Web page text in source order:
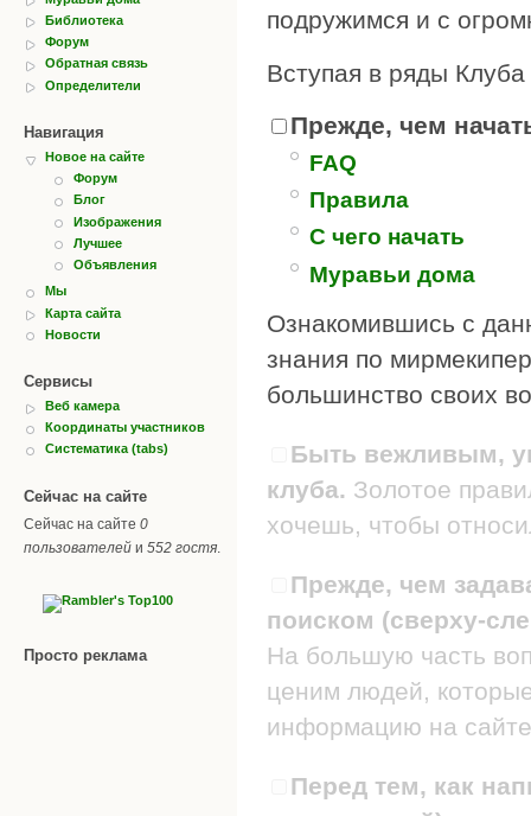
Библиотека
Форум
Обратная связь
Определители
Навигация
Новое на сайте
Форум
Блог
Изображения
Лучшее
Объявления
Мы
Карта сайта
Новости
Сервисы
Веб камера
Координаты участников
Систематика (tabs)
Сейчас на сайте
Сейчас на сайте 0
пользователей и 552 гостя.
Просто реклама
подружимся и с
Вступая в ряды
Прежде, чем
FAQ
Правила
С чего начать
Муравьи дома
Ознакомившись с
знания по
большинство своих
Быть вежливым,
клуба. Золотое
хочешь, чтобы
Прежде, чем
поиском (сверху-
На большую часть
ценим людей,
информацию на
Перед тем, как